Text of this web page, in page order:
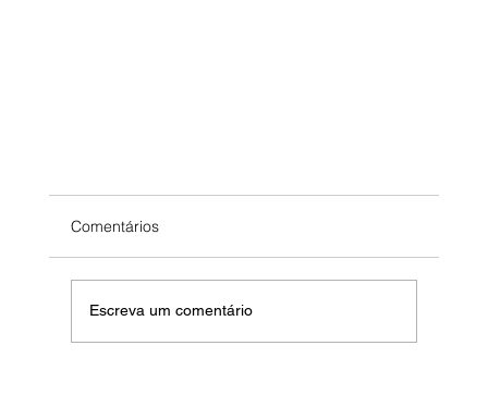
SOS Benguela
Comentários
Escreva um comentário